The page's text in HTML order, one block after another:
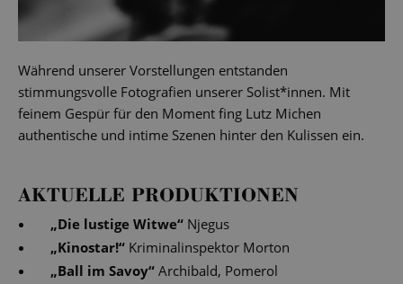
Während unserer Vorstellungen entstanden
stimmungsvolle Fotografien unserer Solist*innen. Mit
feinem Gespür für den Moment fing Lutz Michen
authentische und intime Szenen hinter den Kulissen ein.
AKTUELLE PRODUKTIONEN
„Die lustige Witwe“ Njegus
„Kinostar!“ Kriminalinspektor Morton
„Ball im Savoy“ Archibald, Pomerol